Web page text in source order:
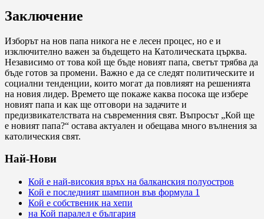
Заключение
Изборът на нов папа никога не е лесен процес, но е и
изключително важен за бъдещето на Католическата църква.
Независимо от това кой ще бъде новият папа, светът трябва да
бъде готов за промени. Важно е да се следят политическите и
социални тенденции, които могат да повлияят на решенията
на новия лидер. Времето ще покаже каква посока ще избере
новият папа и как ще отговори на задачите и
предизвикателствата на съвременния свят. Въпросът „Кой ще
е новият папа?“ остава актуален и обещава много вълнения за
католическия свят.
Най-Нови
Кой е най-високия връх на балканския полуостров
Кой е последният шампион във формула 1
Кой е собственик на хепи
на Кой паралел е българия